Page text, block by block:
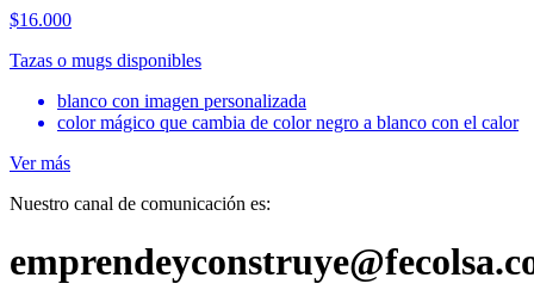
$16.000
Tazas o mugs disponibles
blanco con imagen personalizada
color mágico que cambia de color negro a blanco con el calor
Ver más
Nuestro canal de comunicación es: